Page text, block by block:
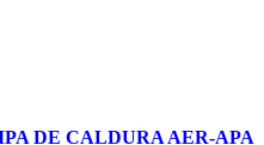
DE CALDURA AER-APA